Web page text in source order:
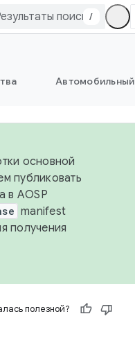
/
Автомобильный
основной
публиковать
в AOSP
manifest
получения
полезной?